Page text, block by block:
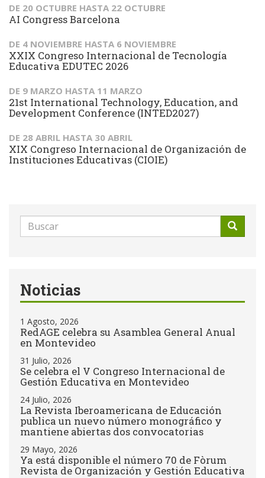
DE 20 OCTUBRE HASTA 22 OCTUBRE
AI Congress Barcelona
DE 4 NOVIEMBRE HASTA 6 NOVIEMBRE
XXIX Congreso Internacional de Tecnología
Educativa EDUTEC 2026
DE 9 MARZO HASTA 11 MARZO
21st International Technology, Education, and
Development Conference (INTED2027)
DE 28 ABRIL HASTA 30 ABRIL
XIX Congreso Internacional de Organización de
Instituciones Educativas (CIOIE)
Formulario
de
Noticias
1 Agosto, 2026
RedAGE celebra su Asamblea General Anual
en Montevideo
31 Julio, 2026
Se celebra el V Congreso Internacional de
Gestión Educativa en Montevideo
24 Julio, 2026
La Revista Iberoamericana de Educación
publica un nuevo número monográfico y
mantiene abiertas dos convocatorias
29 Mayo, 2026
Ya está disponible el número 70 de Fòrum
Revista de Organización y Gestión Educativa